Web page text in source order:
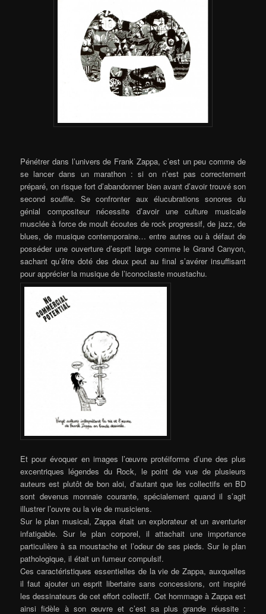
Pénétrer dans l’univers de Frank Zappa, c’est un peu comme de
se lancer dans un marathon : si on n’est pas correctement
préparé, on risque fort d’abandonner bien avant d’avoir trouvé son
second souffle. Se confronter aux élucubrations sonores du
génial compositeur nécessite d’avoir une culture musicale
musclée à force de moult écoutes de rock progressif, de jazz, de
blues, de musique contemporaine… entre autres ou à défaut de
posséder une ouverture d’esprit large comme le Grand Canyon,
sachant qu’être doté des deux peut au final s’avérer insuffisant
pour apprécier la musique de l’iconoclaste moustachu.
Et pour évoquer en images l’œuvre protéiforme d’une des plus
excentriques légendes du Rock, le point de vue de plusieurs
auteurs est plutôt de bon aloi, d’autant que les collectifs en BD
sont devenus monnaie courante, spécialement quand il s’agit
illustrer l’ouvre ou la vie de musiciens.
Sur le plan musical, Zappa était un explorateur et un aventurier
infatigable. Sur le plan corporel, il attachait une importance
particulière à sa moustache et l’odeur de ses pieds. Sur le plan
pathologique, il était un fumeur compulsif.
Ces caractéristiques essentielles de la vie de Zappa, auxquelles
il faut ajouter un esprit libertaire sans concessions, ont inspiré
les dessinateurs de cet effort collectif. Cet hommage à Zappa est
ainsi fidèle à son œuvre et c’est sa plus grande réussite :